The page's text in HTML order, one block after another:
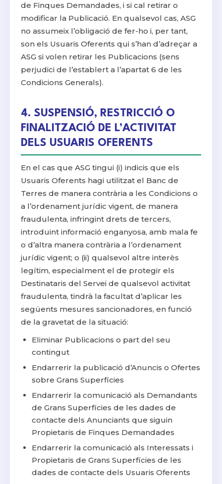
de Finques Demandades, i si cal retirar o
modificar la Publicació. En qualsevol cas, ASG
no assumeix l’obligació de fer-ho i, per tant,
son els Usuaris Oferents qui s’han d’adreçar a
ASG si volen retirar les Publicacions (sens
perjudici de l’establert a l’apartat 6 de les
Condicions Generals).
4. SUSPENSIÓ, RESTRICCIÓ O
FINALITZACIÓ DE L’ACTIVITAT
DELS USUARIS OFERENTS
En el cas que ASG tingui (i) indicis que els
Usuaris Oferents hagi utilitzat el Banc de
Terres de manera contrària a les Condicions o
a l’ordenament jurídic vigent, de manera
fraudulenta, infringint drets de tercers,
introduint informació enganyosa, amb mala fe
o d’altra manera contrària a l’ordenament
jurídic vigent; o (ii) qualsevol altre interès
legítim, especialment el de protegir els
Destinataris del Servei de qualsevol activitat
fraudulenta, tindrà la facultat d’aplicar les
següents mesures sancionadores, en funció
de la gravetat de la situació:
Eliminar Publicacions o part del seu
contingut
Endarrerir la publicació d’Anuncis o Ofertes
sobre Grans Superfícies
Endarrerir la comunicació als Demandants
de Grans Superfícies de les dades de
contacte dels Anunciants que siguin
Propietaris de Finques Demandades
Endarrerir la comunicació als Interessats i
Propietaris de Grans Superfícies de les
dades de contacte dels Usuaris Oferents